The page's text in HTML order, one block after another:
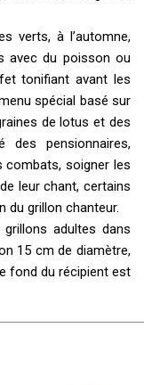
verts, à l’automne,
avec du poisson ou
tonifiant avant les
spécial basé sur
de lotus et des
pensionnaires,
combats, soigner les
leur chant, certains
du grillon chanteur.
adultes dans
15 cm de diamètre,
fond du récipient est